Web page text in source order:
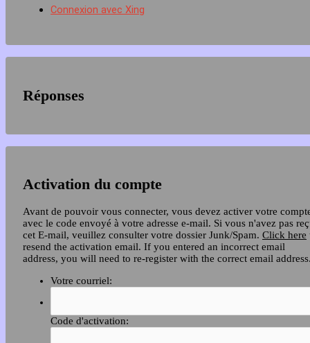
Connexion avec Xing
Réponses
Activation du compte
Avant de pouvoir vous connecter, vous devez activer votre
avec le code envoyé à votre adresse e-mail. Si vous n'avez pas
cet E-mail, veuillez consulter votre dossier Junk/Spam. Click here
resend the activation email. If you entered an incorrect email
address, you will need to re-register with the correct email
Votre courriel:
Code d'activation: